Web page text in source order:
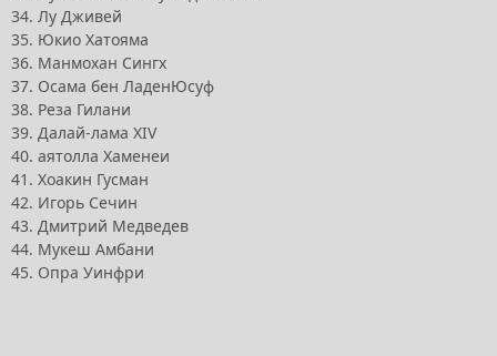
34. Лу Дживей
35. Юкио Хатояма
36. Манмохан Сингх
37. Осама бен ЛаденЮсуф
38. Реза Гилани
39. Далай-лама XIV
40. аятолла Хаменеи
41. Хоакин Гусман
42. Игорь Сечин
43. Дмитрий Медведев
44. Мукеш Амбани
45. Опра Уинфри